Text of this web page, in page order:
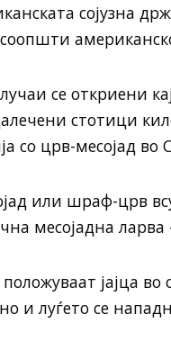
сојузна
се откриени
стотици
со црв-месојад во
или шраф-црв
месојадна
јајца
и луѓето се